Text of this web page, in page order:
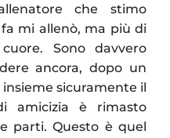
che stimo
mi allenò, ma più di
Sono davvero
ancora, dopo un
sicuramente il
amicizia è rimasto
parti. Questo è quel